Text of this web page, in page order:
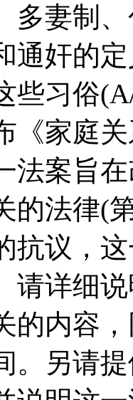
多妻制
通奸的
些习俗
《家庭
法案旨
的法律(
抗议，
请详细
的内容
。另请